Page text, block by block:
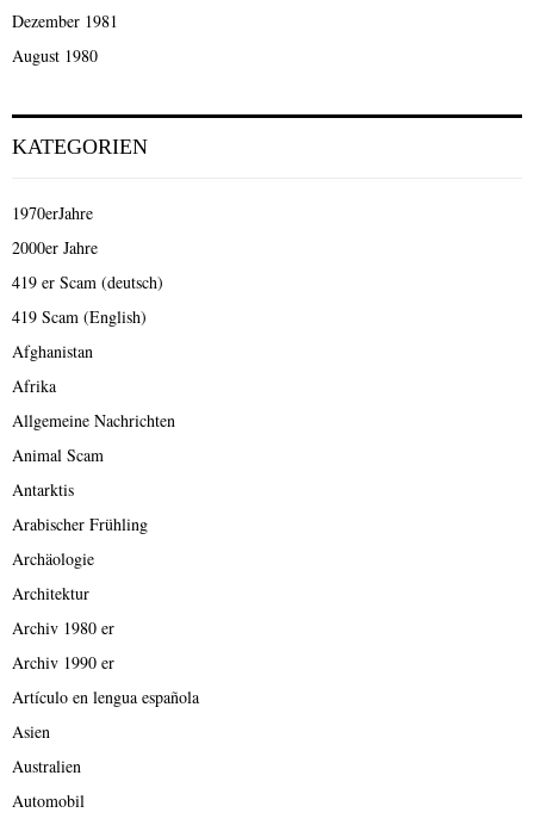
Dezember 1981
August 1980
KATEGORIEN
1970erJahre
2000er Jahre
419 er Scam (deutsch)
419 Scam (English)
Afghanistan
Afrika
Allgemeine Nachrichten
Animal Scam
Antarktis
Arabischer Frühling
Archäologie
Architektur
Archiv 1980 er
Archiv 1990 er
Artículo en lengua española
Asien
Australien
Automobil